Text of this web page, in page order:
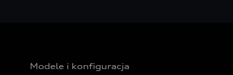
Modele i konfiguracja